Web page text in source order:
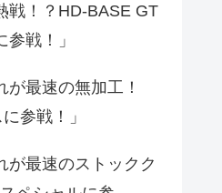
戦！？HD-BASE GT
戦！」
が最速の無加工！
参戦！」
が最速のストックク